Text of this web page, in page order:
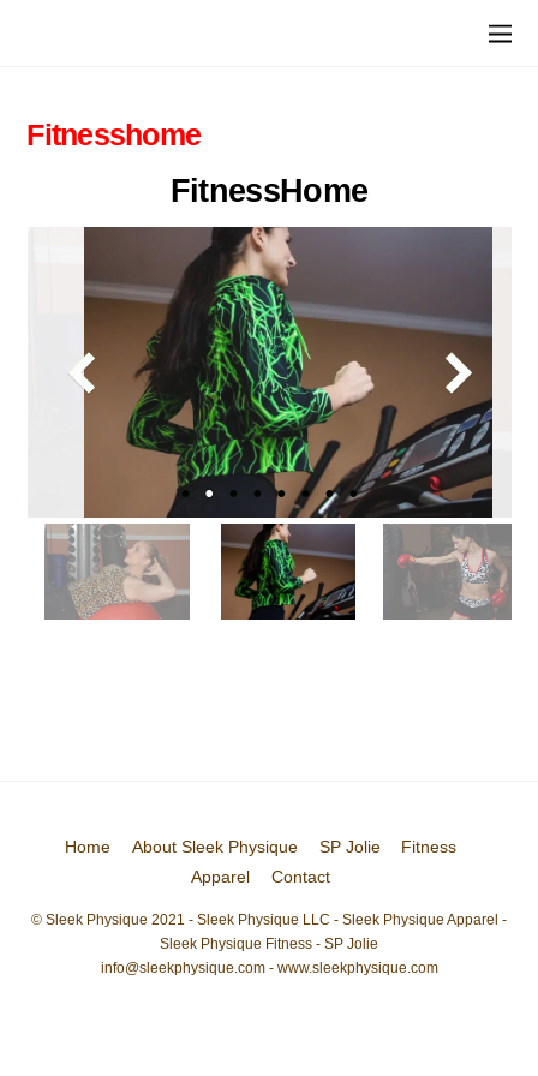
Fitnesshome
FitnessHome
Home About Sleek Physique SP Jolie
Fitness
Apparel
Contact
© Sleek Physique 2021 - Sleek Physique LLC - Sleek Physique Apparel -
Sleek Physique Fitness - SP Jolie
info@sleekphysique.com - www.sleekphysique.com